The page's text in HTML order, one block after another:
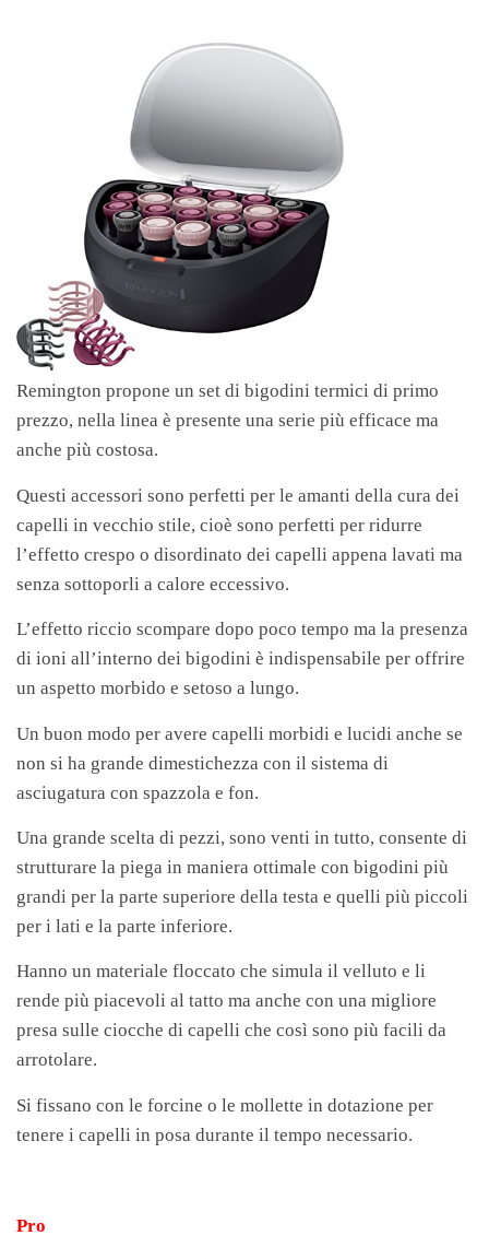
Remington propone un set di bigodini termici di primo
prezzo, nella linea è presente una serie più efficace ma
anche più costosa.
Questi accessori sono perfetti per le amanti della cura dei
capelli in vecchio stile, cioè sono perfetti per ridurre
l’effetto crespo o disordinato dei capelli appena lavati ma
senza sottoporli a calore eccessivo.
L’effetto riccio scompare dopo poco tempo ma la presenza
di ioni all’interno dei bigodini è indispensabile per offrire
un aspetto morbido e setoso a lungo.
Un buon modo per avere capelli morbidi e lucidi anche se
non si ha grande dimestichezza con il sistema di
asciugatura con spazzola e fon.
Una grande scelta di pezzi, sono venti in tutto, consente di
strutturare la piega in maniera ottimale con bigodini più
grandi per la parte superiore della testa e quelli più piccoli
per i lati e la parte inferiore.
Hanno un materiale floccato che simula il velluto e li
rende più piacevoli al tatto ma anche con una migliore
presa sulle ciocche di capelli che così sono più facili da
arrotolare.
Si fissano con le forcine o le mollette in dotazione per
tenere i capelli in posa durante il tempo necessario.
Pro